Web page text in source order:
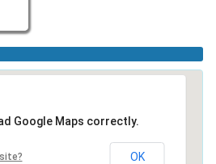
Google Maps correctly.
OK